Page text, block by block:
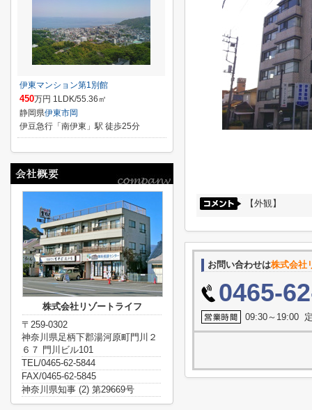
【外観】
お問い合わせは株式会社
0465-
09:30～19:00
伊東マンション第1別館
450万円 1LDK/55.36㎡
静岡県伊東市岡
伊豆急行「南伊東」駅 徒歩25分
株式会社リゾートライフ
〒259-0302
神奈川県足柄下郡湯河原町門川２
６７ 門川ビル101
TEL/0465-62-5844
FAX/0465-62-5845
神奈川県知事 (2) 第29669号